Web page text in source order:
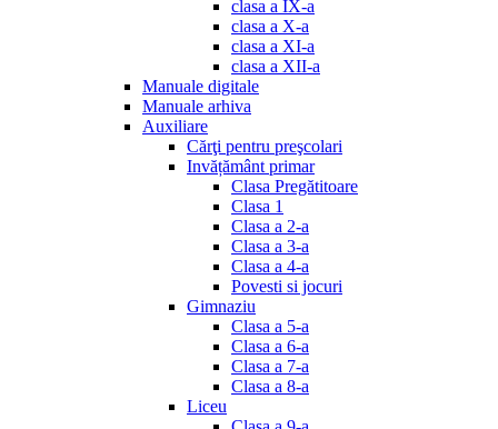
clasa a IX-a
clasa a X-a
clasa a XI-a
clasa a XII-a
Manuale digitale
Manuale arhiva
Auxiliare
Cărţi pentru preşcolari
Invățământ primar
Clasa Pregătitoare
Clasa 1
Clasa a 2-a
Clasa a 3-a
Clasa a 4-a
Povesti si jocuri
Gimnaziu
Clasa a 5-a
Clasa a 6-a
Clasa a 7-a
Clasa a 8-a
Liceu